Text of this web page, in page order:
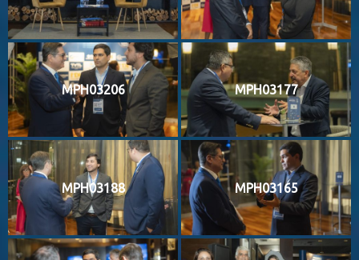
MPH03206 MPH03177
MPH03188 MPH03165